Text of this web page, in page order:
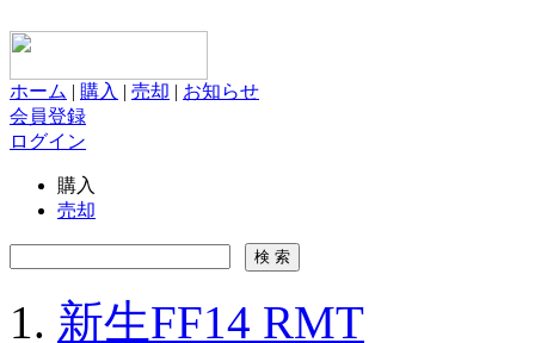
ホーム | 購入 | 売却 | お知らせ
会員登録
ログイン
購入
売却
新生FF14 RMT